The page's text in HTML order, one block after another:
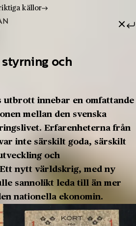
källor
och
utbrott innebar en omfattande
mellan den svenska
Erfarenheterna från
inte särskilt goda, särskilt
och
nytt världskrig, med ny
sannolikt leda till än mer
nationella ekonomin.